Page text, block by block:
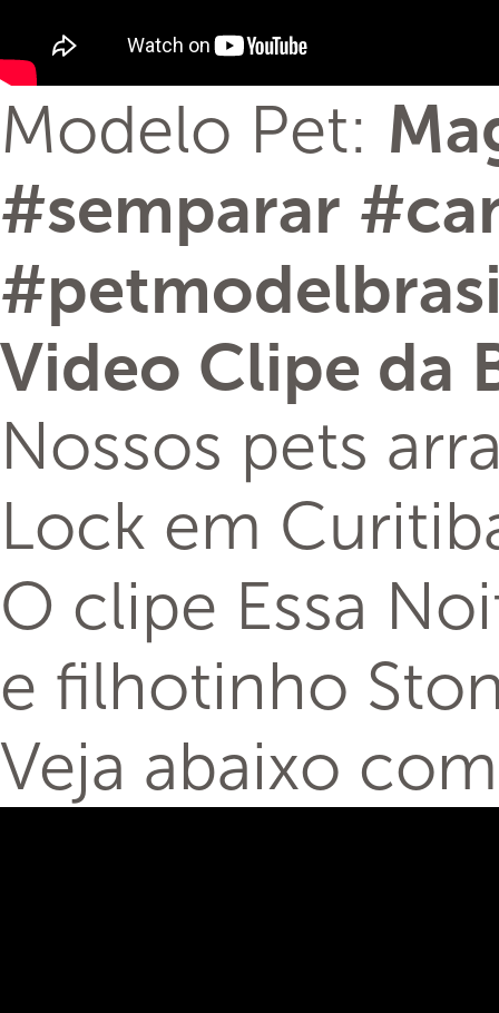
Modelo Pet:
‪#‎semparar‬ ‪#‎
‪#‎
Video Clipe da
Nossos pets
Lock em
O clipe Essa
e filhotinho
Veja abaixo